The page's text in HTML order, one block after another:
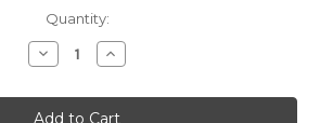
Quantity:
Decrease
Quantity
LAS
VIRTUDES
Increase
Quantity
LAS
VIRTUDES